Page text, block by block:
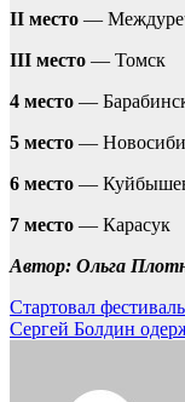
II место —
III место — Томск
4 место —
5 место —
6 место —
7 место — Карасук
Автор: Ольга
Навигация
по
Стартовал
Сергей Болдин